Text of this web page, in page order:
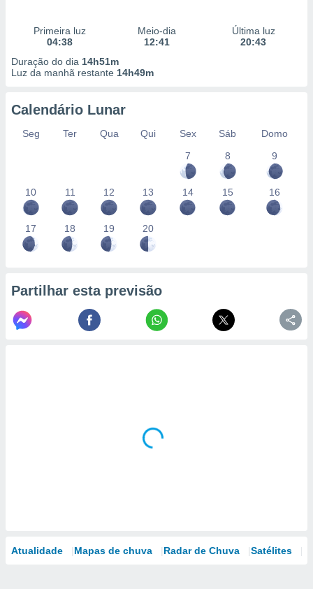
Primeira luz
04:38
Meio-dia
12:41
Última luz
20:43
Duração do dia 14h51m
Luz da manhã restante 14h49m
Calendário Lunar
Seg Ter Qua Qui Sex Sáb
Domo
7
8 9
10 11 12 13 14 15 16
17 18 19 20
Partilhar esta previsão
Atualidade Mapas de chuva Radar de Chuva Satélites